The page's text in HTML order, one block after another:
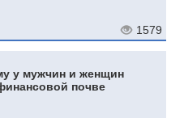
1579
у мужчин и женщин
почве